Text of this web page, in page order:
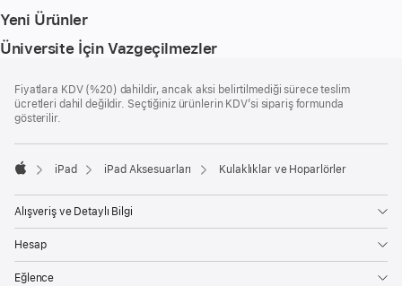
Yeni Ürünler
Üniversite İçin Vazgeçilmezler
Bilgi
Fiyatlara KDV (%20) dahildir, ancak aksi belirtilmediği sürece teslim
ücretleri dahil değildir. Seçtiğiniz ürünlerin KDV’si sipariş formunda
gösterilir.
iPad iPad Aksesuarları Kulaklıklar ve Hoparlörler
Alışveriş ve Detaylı Bilgi
Hesap
Eğlence